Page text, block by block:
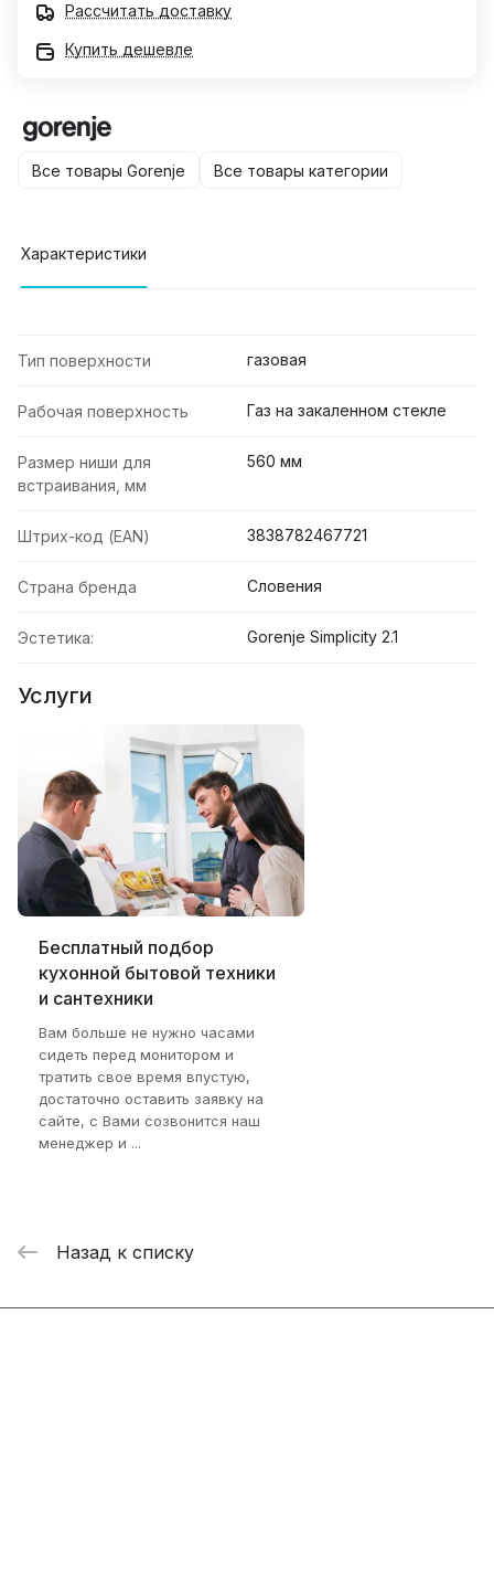
Рассчитать доставку
Купить дешевле
Все товары Gorenje Все товары категории
Характеристики
Тип поверхности газовая
Рабочая поверхность Газ на закаленном стекле
Размер ниши для
встраивания, мм
560 мм
Штрих-код (EAN) 3838782467721
Страна бренда Словения
Эстетика: Gorenje Simplicity 2.1
Услуги
Бесплатный подбор
кухонной бытовой техники
и сантехники
Вам больше не нужно часами
сидеть перед монитором и
тратить свое время впустую,
достаточно оставить заявку на
сайте, с Вами созвонится наш
менеджер и ...
Назад к списку